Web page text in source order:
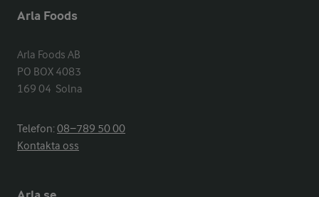
Arla Foods
Arla Foods AB
PO BOX 4083
169 04  Solna
Telefon:08−789 50 00
Kontakta oss